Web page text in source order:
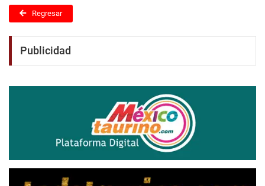
Regresar
Publicidad